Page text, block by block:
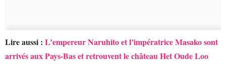
Lire aussi : L’empereur Naruhito et l’impératrice Masako sont
arrivés aux Pays-Bas et retrouvent le château Het Oude Loo